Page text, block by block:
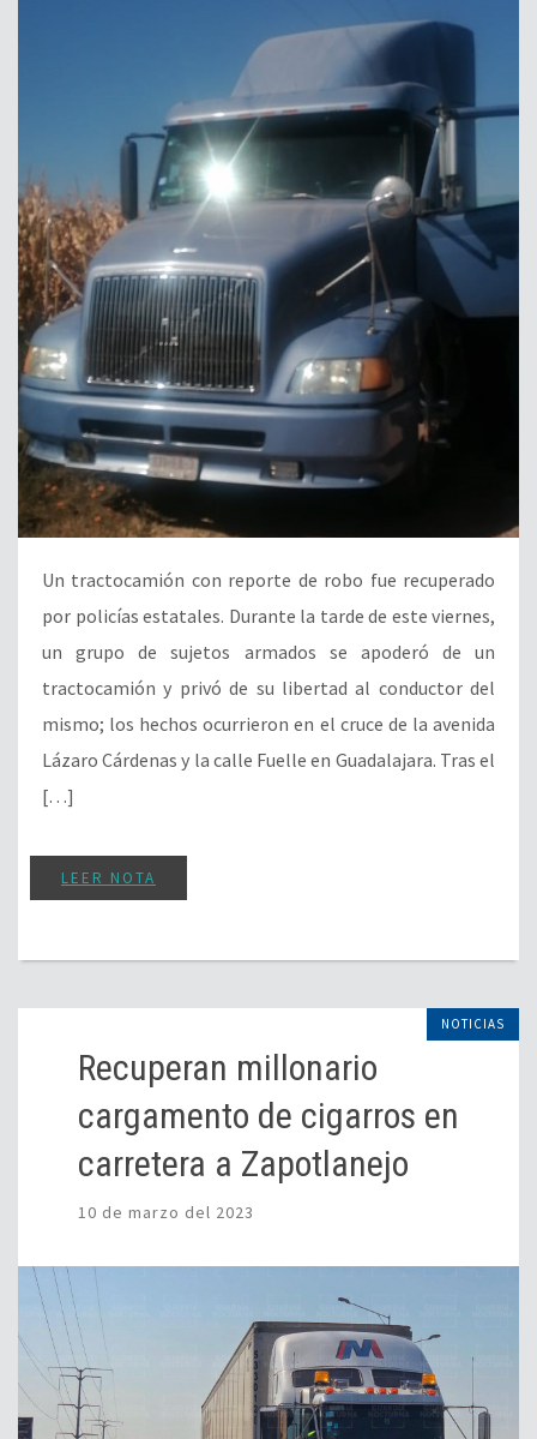
Un tractocamión con reporte de robo fue recuperado
por policías estatales. Durante la tarde de este viernes,
un grupo de sujetos armados se apoderó de un
tractocamión y privó de su libertad al conductor del
mismo; los hechos ocurrieron en el cruce de la avenida
Lázaro Cárdenas y la calle Fuelle en Guadalajara. Tras el
[…]
LEER NOTA
NOTICIAS
Recuperan millonario
cargamento de cigarros en
carretera a Zapotlanejo
10 de marzo del 2023